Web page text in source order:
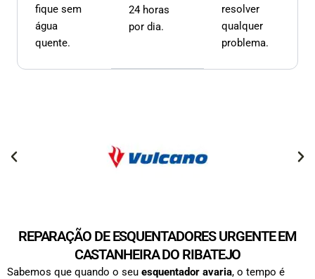
fique sem
água
quente.
24 horas
por dia.
resolver
qualquer
problema.
REPARAÇÃO DE ESQUENTADORES URGENTE EM
CASTANHEIRA DO RIBATEJO
Sabemos que quando o seu esquentador avaria, o tempo é